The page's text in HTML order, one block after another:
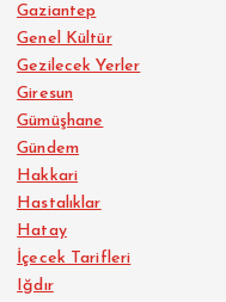
Gaziantep
Genel Kültür
Gezilecek Yerler
Giresun
Gümüşhane
Gündem
Hakkari
Hastalıklar
Hatay
İçecek Tarifleri
Iğdır